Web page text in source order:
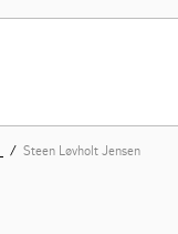
Steen Løvholt Jensen